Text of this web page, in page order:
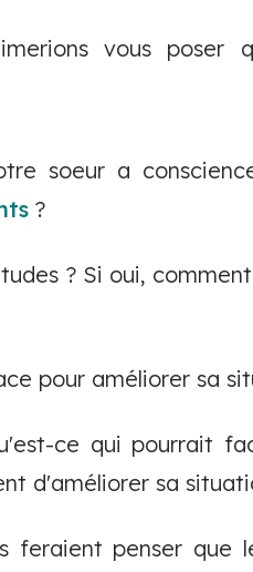
vous poser
soeur a
?
? Si oui,
pour améliorer sa
ce qui pourrait
d'améliorer sa
feraient penser que